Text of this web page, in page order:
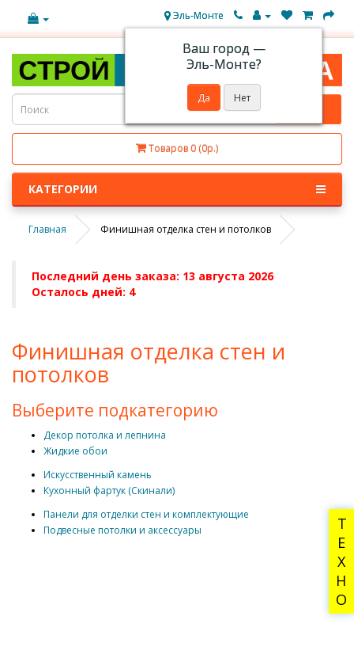
ТЕХНО
Эль-Монте
Ваш город —
Эль-Монте?
Товаров 0 (0р.)
КАТЕГОРИИ
Главная Финишная отделка стен и потолков
Последний день заказа: 13 августа 2026
Осталось дней: 4
Финишная отделка стен и
потолков
Выберите подкатегорию
Декор потолка и лепнина
Жидкие обои
Искусственный камень
Кухонный фартук (Скинали)
Панели для отделки стен и комплектующие
Подвесные потолки и аксессуары